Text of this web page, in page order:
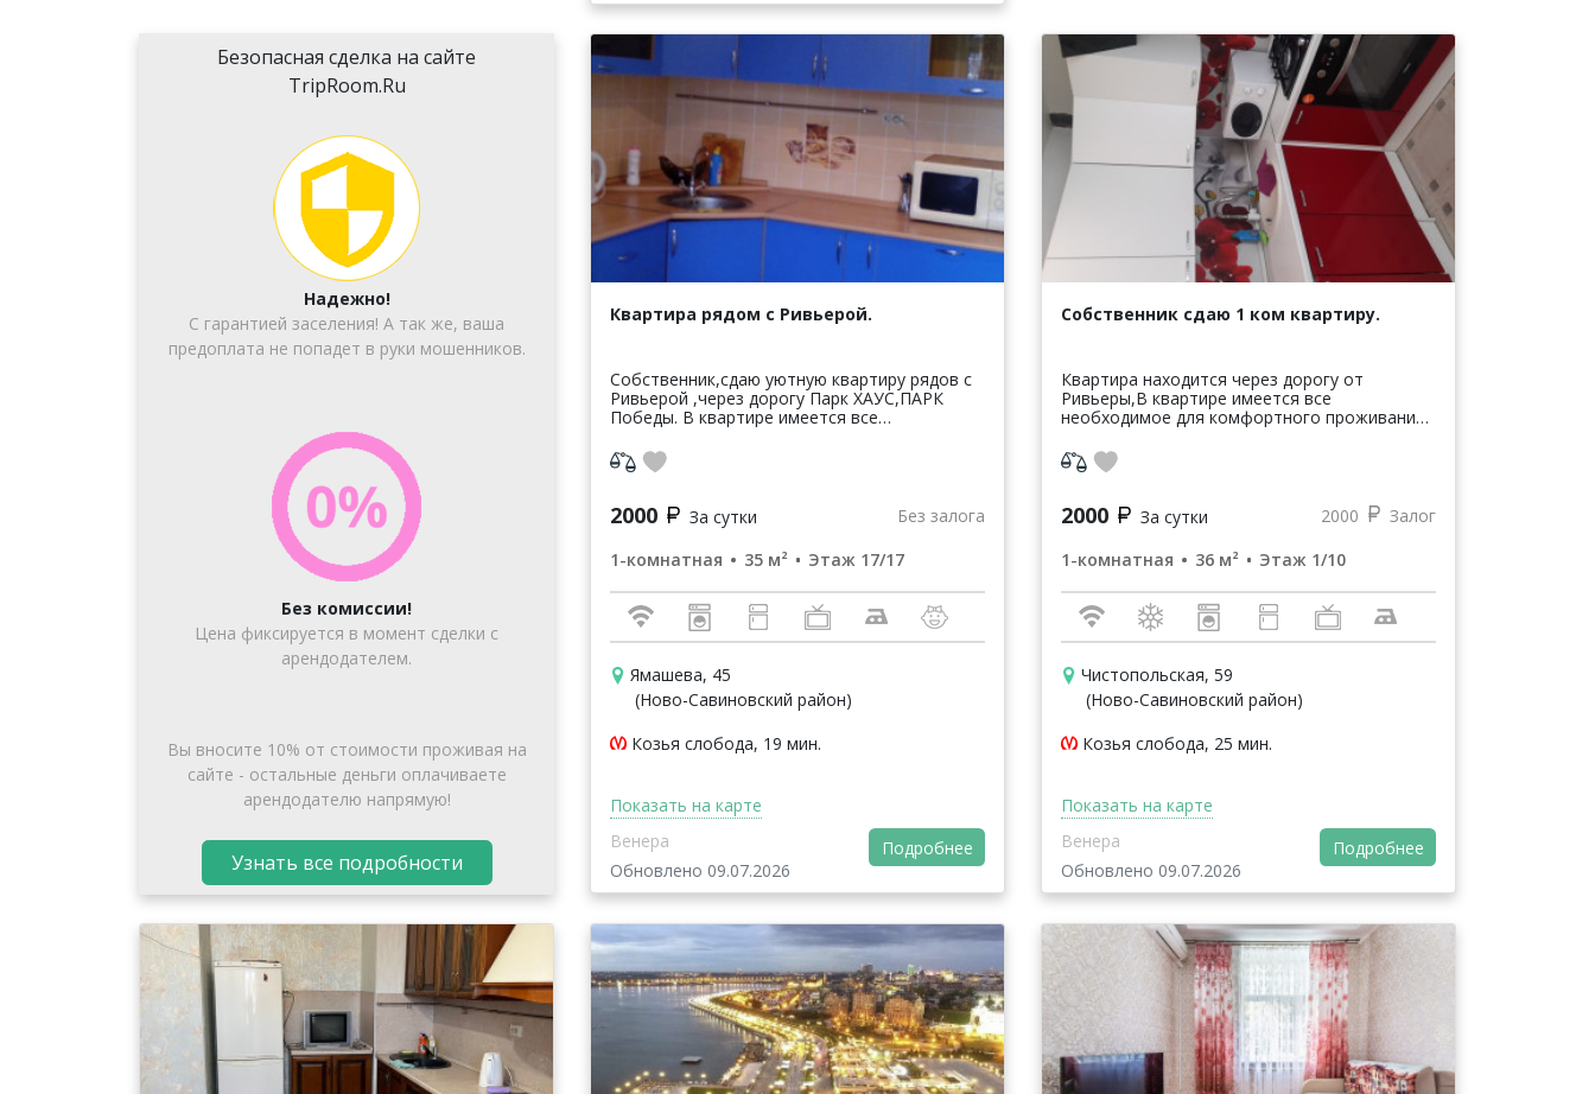
Безопасная сделка на сайте
TripRoom.Ru
Надежно!
С гарантией заселения! А так же, ваша
предоплата не попадет в руки мошенников.
Без комиссии!
Цена фиксируется в момент сделки с
арендодателем.
Вы вносите 10% от стоимости проживая на
сайте - остальные деньги оплачиваете
арендодателю напрямую!
Узнать все подробности
Квартира рядом с Ривьерой.
Собственник,сдаю уютную квартиру рядов с
Ривьерой ,через дорогу Парк ХАУС,ПАРК
Победы. В квартире имеется все
Квартира не сдается для вечеринок. Фото
реальные.
2000 За сутки
Без залога
1-комнатная
35 м² Этаж 17/17
Ямашева, 45
(Ново-Савиновский район)
Козья слобода, 19 мин.
Показать на карте
Венера
Обновлено 09.07.2026
Подробнее
Собственник сдаю 1 ком квартиру.
Квартира находится через дорогу от
Ривьеры,В квартире имеется все
необходимое для комфортного проживания,
цена 3000-4000 цена зависит от количества
человек...
2000 За сутки 2000
Залог
1-комнатная
36 м² Этаж 1/10
Чистопольская, 59
(Ново-Савиновский район)
Козья слобода, 25 мин.
Показать на карте
Венера
Обновлено 09.07.2026
Подробнее